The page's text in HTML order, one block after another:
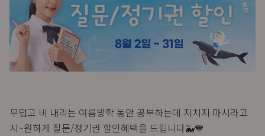
무덥고 비 내리는 여름방학 동안 공부하는데 지치지 마시라고
시~원하게 질문/정기권 할인혜택을 드립니다🐳💙